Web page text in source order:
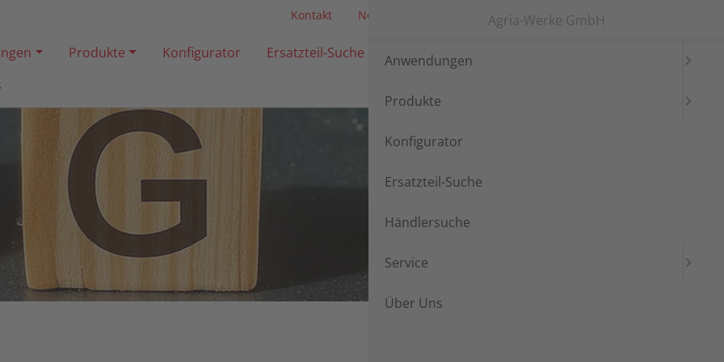
Kontakt News Login Languages
Produkte Konfigurator Ersatzteil-Suche Händlersuche
Agria-Werke GmbH
Anwendungen
Produkte
Konfigurator
Ersatzteil-Suche
Händlersuche
Service
Über Uns